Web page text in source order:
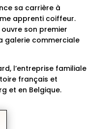
sa carrière à
apprenti coiffeur.
son premier
galerie commerciale
l’entreprise familiale
français et
et en Belgique.